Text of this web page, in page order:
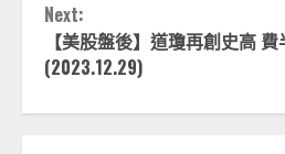
Next:
【美股盤後】道瓊再創史高
(2023.12.29)